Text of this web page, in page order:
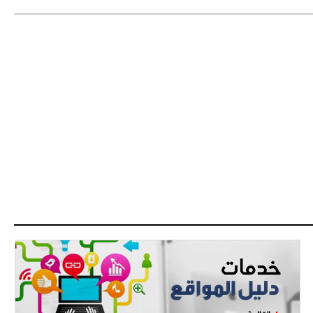
15:10
- 2021/08/04
اجتماع حاسم لإدارة ميلان مع نظيرتها
من الريال للفصل في صفقة إيسكو
14:50
- 2021/08/04
البياسجي عرض على مبابي راتبا خياليا